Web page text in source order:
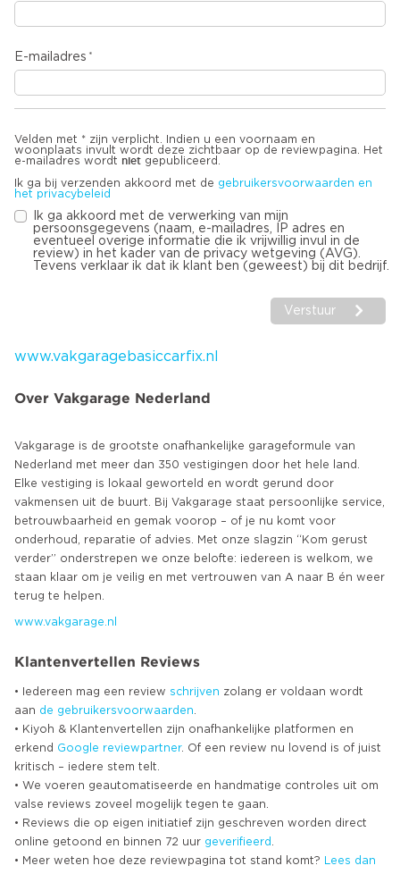
E-mailadres
Velden met * zijn verplicht. Indien u een voornaam en
woonplaats invult wordt deze zichtbaar op de reviewpagina. Het
e-mailadres wordt niet gepubliceerd.
Ik ga bij verzenden akkoord met de gebruikersvoorwaarden en
het privacybeleid
Ik ga akkoord met de verwerking van mijn
persoonsgegevens (naam, e-mailadres, IP adres en
eventueel overige informatie die ik vrijwillig invul in de
review) in het kader van de privacy wetgeving (AVG).
Tevens verklaar ik dat ik klant ben (geweest) bij dit bedrijf.
Verstuur
www.vakgaragebasiccarfix.nl
Over Vakgarage Nederland
Vakgarage is de grootste onafhankelijke garageformule van
Nederland met meer dan 350 vestigingen door het hele land.
Elke vestiging is lokaal geworteld en wordt gerund door
vakmensen uit de buurt. Bij Vakgarage staat persoonlijke service,
betrouwbaarheid en gemak voorop – of je nu komt voor
onderhoud, reparatie of advies. Met onze slagzin “Kom gerust
verder” onderstrepen we onze belofte: iedereen is welkom, we
staan klaar om je veilig en met vertrouwen van A naar B én weer
www.vakgarage.nl
Klantenvertellen Reviews
• Iedereen mag een review schrijven zolang er voldaan wordt
aan de gebruikersvoorwaarden
• Kiyoh & Klantenvertellen zijn onafhankelijke platformen en
erkend Google reviewpartner. Of een review nu lovend is of juist
kritisch – iedere stem telt.
• We voeren geautomatiseerde en handmatige controles uit om
valse reviews zoveel mogelijk tegen te gaan.
• Reviews die op eigen initiatief zijn geschreven worden direct
online getoond en binnen 72 uur geverifieerd
• Meer weten hoe deze reviewpagina tot stand komt?
Lees dan